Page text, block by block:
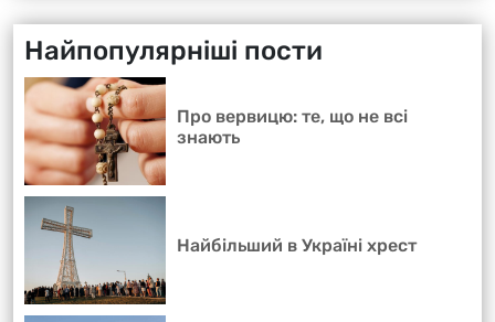
Найпопулярніші пости
Про вервицю: те, що не всі
знають
Найбільший в Україні хрест